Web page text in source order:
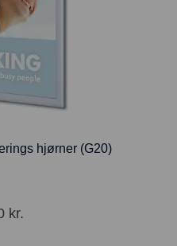
hjørner (G20)
kr.